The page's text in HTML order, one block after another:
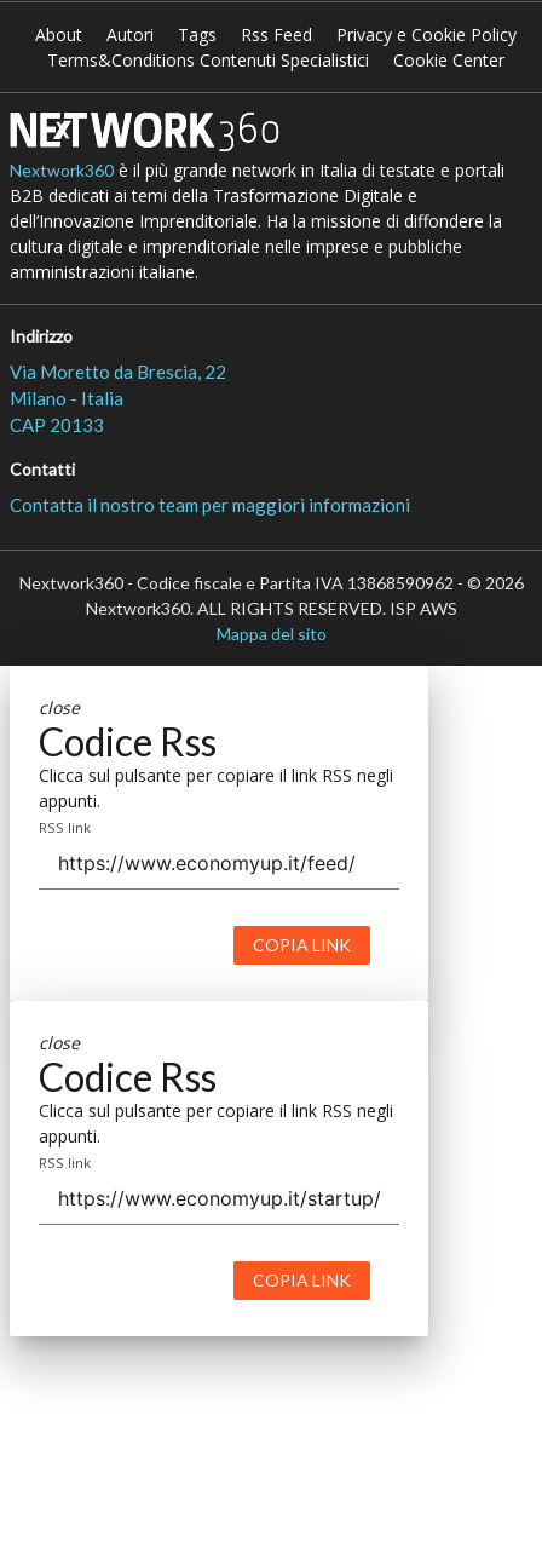
About Autori Tags Rss Feed
Privacy e Cookie Policy
Terms&Conditions Contenuti Specialistici
Cookie Center
Nextwork360è il più grande network in Italia di testate e portali
B2B dedicati ai temi della Trasformazione Digitale e
dell’Innovazione Imprenditoriale. Ha la missione di diffondere la
cultura digitale e imprenditoriale nelle imprese e pubbliche
amministrazioni italiane.
Indirizzo
Via Moretto da Brescia, 22
Milano - Italia
CAP 20133
Contatti
Contatta il nostro team per maggiori informazioni
Nextwork360 - Codice fiscale e Partita IVA 13868590962 - © 2026
Nextwork360. ALL RIGHTS RESERVED. ISP AWS
Mappa del sito
close
Codice Rss
Clicca sul pulsante per copiare il link RSS negli
appunti.
RSS link
COPIA LINK
close
Codice Rss
Clicca sul pulsante per copiare il link RSS negli
appunti.
RSS link
COPIA LINK